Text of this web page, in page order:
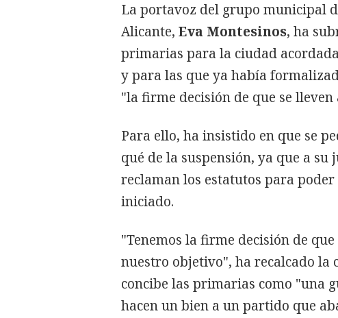
La portavoz del grupo municipal
Alicante, Eva Montesinos, ha
primarias para la ciudad
y para las que ya había
"la firme decisión de que se lleven
Para ello, ha insistido en que se
qué de la suspensión, ya que a
reclaman los estatutos para
iniciado.
"Tenemos la firme decisión de
nuestro objetivo", ha recalcado la
concibe las primarias como "una
hacen un bien a un partido que